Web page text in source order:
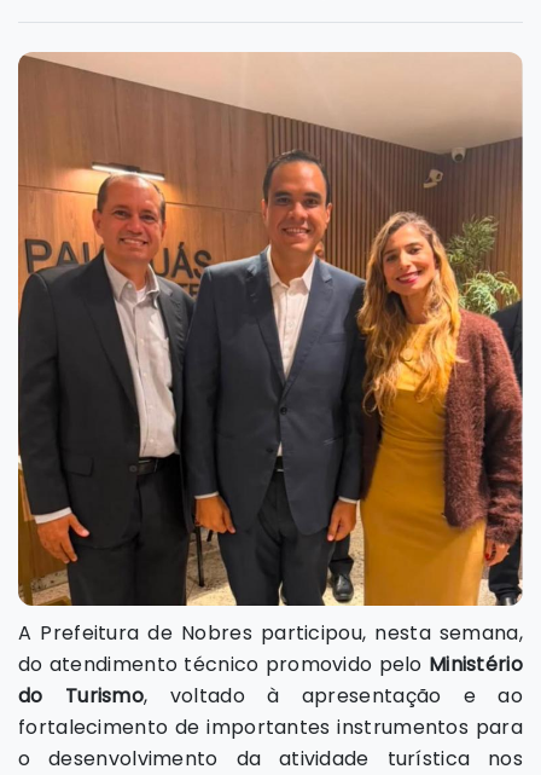
A Prefeitura de Nobres participou, nesta semana,
do atendimento técnico promovido pelo Ministério
do Turismo, voltado à apresentação e ao
fortalecimento de importantes instrumentos para
o desenvolvimento da atividade turística nos